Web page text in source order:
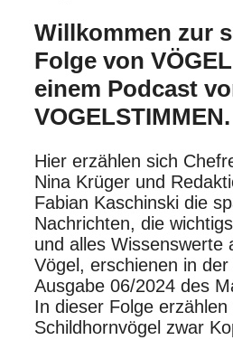
Willkommen zur
Folge von
einem Podcast
VOGELSTIMMEN.
Hier erzählen sich
Nina Krüger und
Fabian Kaschinski die
Nachrichten, die
und alles Wissenswerte
Vögel, erschienen in der
Ausgabe 06/2024 des
In dieser Folge
Schildhornvögel zwar